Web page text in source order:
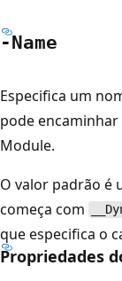
-Name
Especifica um
pode
Module.
O valor padrão é
começa com
que especifica o
Propriedades